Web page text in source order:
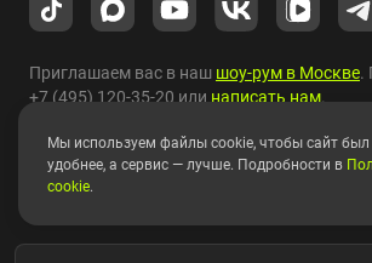
Приглашаем вас в наш шоу-рум в Москве.
+7 (495) 120-35-20илинаписать нам.
Copyright © 2010-2026 HYPERPC.
Мы используем файлы cookie, чтобы сайт был
удобнее, а сервис — лучше. Подробности в
cookie.